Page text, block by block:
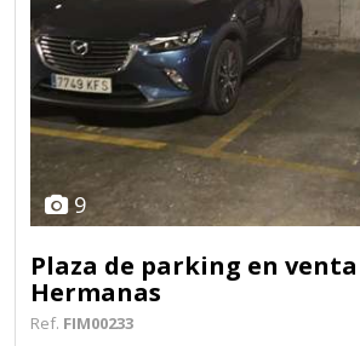
9
Plaza de parking en venta
Hermanas
Ref. FIM00233